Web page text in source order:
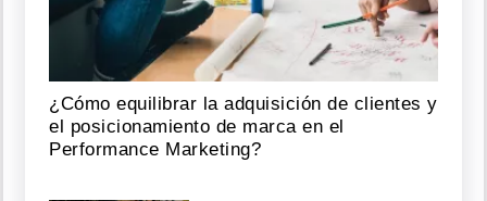
¿Cómo equilibrar la adquisición de clientes y
el posicionamiento de marca en el
Performance Marketing?